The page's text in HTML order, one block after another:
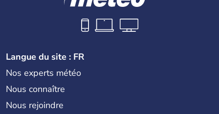
Langue du site : FR
Nos experts météo
Nous connaître
Nous rejoindre